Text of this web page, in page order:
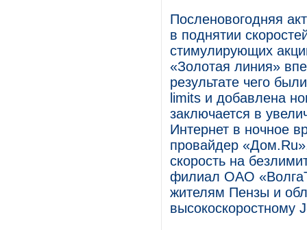
Посленовогодняя
в поднятии
стимулирующих
«Золотая линия»
результате чего
limits и добавлена
заключается в
Интернет в ночное
провайдер
скорость на
филиал ОАО
жителям Пензы и
высокоскоростному